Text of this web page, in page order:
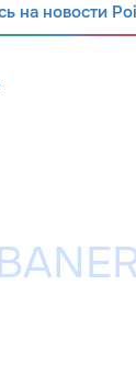
на новости